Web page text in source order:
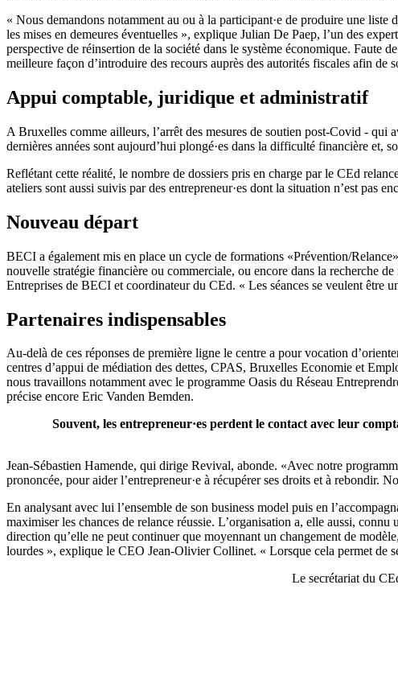
« Nous demandons notamment au ou à la participant·e de produire une liste
les mises en demeures éventuelles », explique Julian De Paep, l’un des
perspective de réinsertion de la société dans le système économique. Faute
meilleure façon d’introduire des recours auprès des autorités fiscales afin de
Appui comptable, juridique et administratif
A Bruxelles comme ailleurs, l’arrêt des mesures de soutien post-Covid - qui
dernières années sont aujourd’hui plongé·es dans la difficulté financière et,
Reflétant cette réalité, le nombre de dossiers pris en charge par le CEd
ateliers sont aussi suivis par des entrepreneur·es dont la situation n’est pas
Nouveau départ
BECI a également mis en place un cycle de formations «Prévention/
nouvelle stratégie financière ou commerciale, ou encore dans la recherche
Entreprises de BECI et coordinateur du CEd. « Les séances se veulent être
Partenaires indispensables
Au-delà de ces réponses de première ligne le centre a pour vocation
centres d’appui de médiation des dettes, CPAS, Bruxelles Economie et
nous travaillons notamment avec le programme Oasis du Réseau
précise encore Eric Vanden Bemden.
Souvent, les entrepreneur·es perdent le contact avec leur
Jean-Sébastien Hamende, qui dirige Revival, abonde. «Avec notre
prononcée, pour aider l’entrepreneur·e à récupérer ses droits et à rebondir.
En analysant avec lui l’ensemble de son business model puis en
maximiser les chances de relance réussie. L’organisation a, elle aussi,
direction qu’elle ne peut continuer que moyennant un changement de
lourdes », explique le CEO Jean-Olivier Collinet. « Lorsque cela permet de
Le secrétariat du